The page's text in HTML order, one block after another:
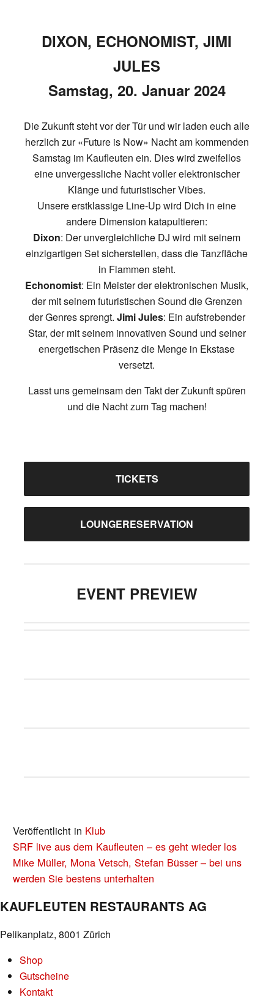
DIXON, ECHONOMIST, JIMI
JULES
Samstag, 20. Januar 2024
Die Zukunft steht vor der Tür und wir laden euch alle
herzlich zur «Future is Now» Nacht am kommenden
Samstag im Kaufleuten ein. Dies wird zweifellos
eine unvergessliche Nacht voller elektronischer
Klänge und futuristischer Vibes.
Unsere erstklassige Line-Up wird Dich in eine
andere Dimension katapultieren:
Dixon: Der unvergleichliche DJ wird mit seinem
einzigartigen Set sicherstellen, dass die Tanzfläche
in Flammen steht.
Echonomist: Ein Meister der elektronischen Musik,
der mit seinem futuristischen Sound die Grenzen
der Genres sprengt. Jimi Jules: Ein aufstrebender
Star, der mit seinem innovativen Sound und seiner
energetischen Präsenz die Menge in Ekstase
versetzt.
Lasst uns gemeinsam den Takt der Zukunft spüren
und die Nacht zum Tag machen!
TICKETS
LOUNGERESERVATION
EVENT PREVIEW
Veröffentlicht in Klub
BEITRAGS-
NAVIGATION
SRF live aus dem Kaufleuten – es geht wieder los
Mike Müller, Mona Vetsch, Stefan Büsser – bei uns
werden Sie bestens unterhalten
KAUFLEUTEN RESTAURANTS AG
Pelikanplatz, 8001 Zürich
Shop
Gutscheine
Kontakt